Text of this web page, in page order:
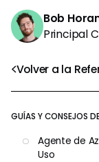
Volver a la
GUÍAS Y CONSEJOS
Agente de
Uso
Bob
Principal